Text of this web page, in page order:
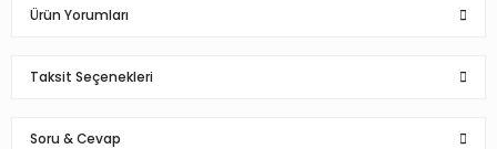
Ürün Yorumları
Taksit Seçenekleri
Soru & Cevap